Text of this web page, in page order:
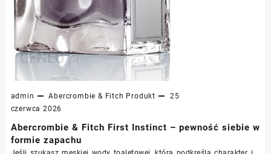
admin Abercrombie & Fitch Produkt
25
czerwca 2026
Abercrombie & Fitch First Instinct – pewność siebie w
formie zapachu